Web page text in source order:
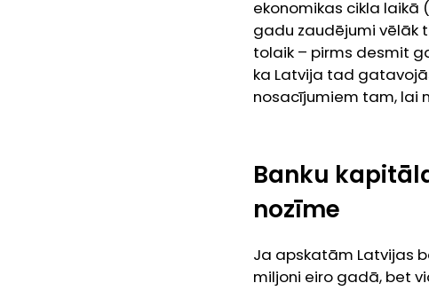
ekonomikas cikla laikā
gadu zaudējumi vēlāk
tolaik – pirms desmit
ka Latvija tad
nosacījumiem tam, lai
Banku
nozīme
Ja apskatām Latvijas
miljoni eiro gadā, bet